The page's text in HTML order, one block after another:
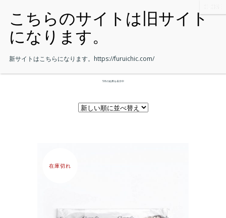
5件の結果を表示中
在庫切れ
新サイトはこちらになります。 https://furuichic.com/